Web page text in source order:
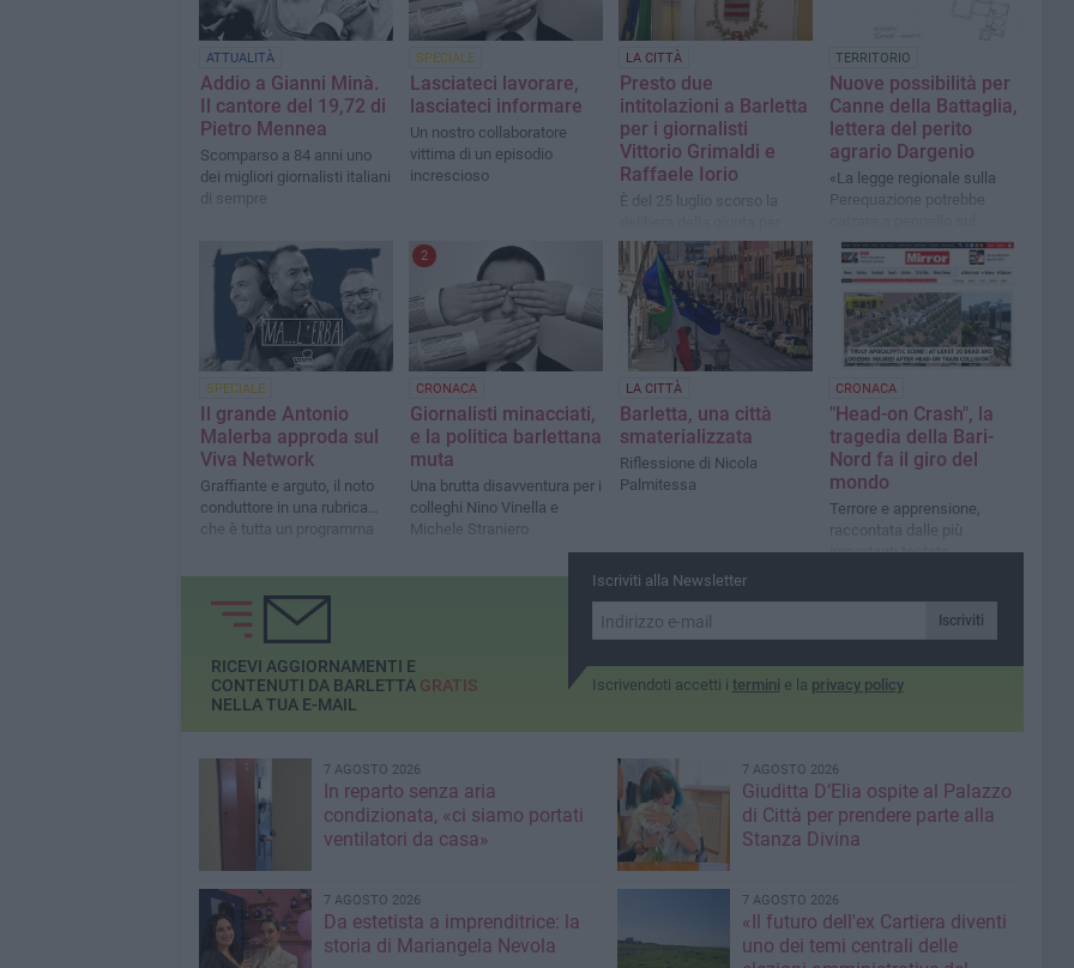
ATTUALITÀ
Addio a Gianni Minà.
Il cantore del 19,72 di
Pietro Mennea
Scomparso a 84 anni uno
dei migliori giornalisti italiani
di sempre
SPECIALE
Lasciateci lavorare,
lasciateci informare
Un nostro collaboratore
vittima di un episodio
increscioso
LA CITTÀ
Presto due
intitolazioni a Barletta
per i giornalisti
Vittorio Grimaldi e
Raffaele Iorio
È del 25 luglio scorso la
assegnare i nomi di varie
strutture
TERRITORIO
Nuove possibilità per
Canne della Battaglia,
lettera del perito
agrario Dargenio
«La legge regionale sulla
Perequazione potrebbe
destino turistico di Canne»
SPECIALE
Il grande Antonio
Malerba approda sul
Viva Network
Graffiante e arguto, il noto
conduttore in una rubrica…
che è tutta un programma
2
CRONACA
Giornalisti minacciati,
e la politica barlettana
muta
Una brutta disavventura per i
colleghi Nino Vinella e
Michele Straniero
LA CITTÀ
Barletta, una città
smaterializzata
Riflessione di Nicola
Palmitessa
CRONACA
"Head-on Crash", la
tragedia della Bari-
Nord fa il giro del
mondo
Terrore e apprensione,
raccontata dalle più
importanti testate
Iscriviti alla Newsletter
Iscriviti
Iscrivendoti accetti i termini e la privacy policy
RICEVI AGGIORNAMENTI E
CONTENUTI DA BARLETTA GRATIS
NELLA TUA E-MAIL
7 AGOSTO 2026
In reparto senza aria
condizionata, «ci siamo portati
ventilatori da casa»
7 AGOSTO 2026
Giuditta D’Elia ospite al Palazzo
di Città per prendere parte alla
Stanza Divina
7 AGOSTO 2026
Da estetista a imprenditrice: la
storia di Mariangela Nevola
7 AGOSTO 2026
«Il futuro dell'ex Cartiera diventi
uno dei temi centrali delle